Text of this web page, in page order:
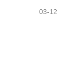
03-12